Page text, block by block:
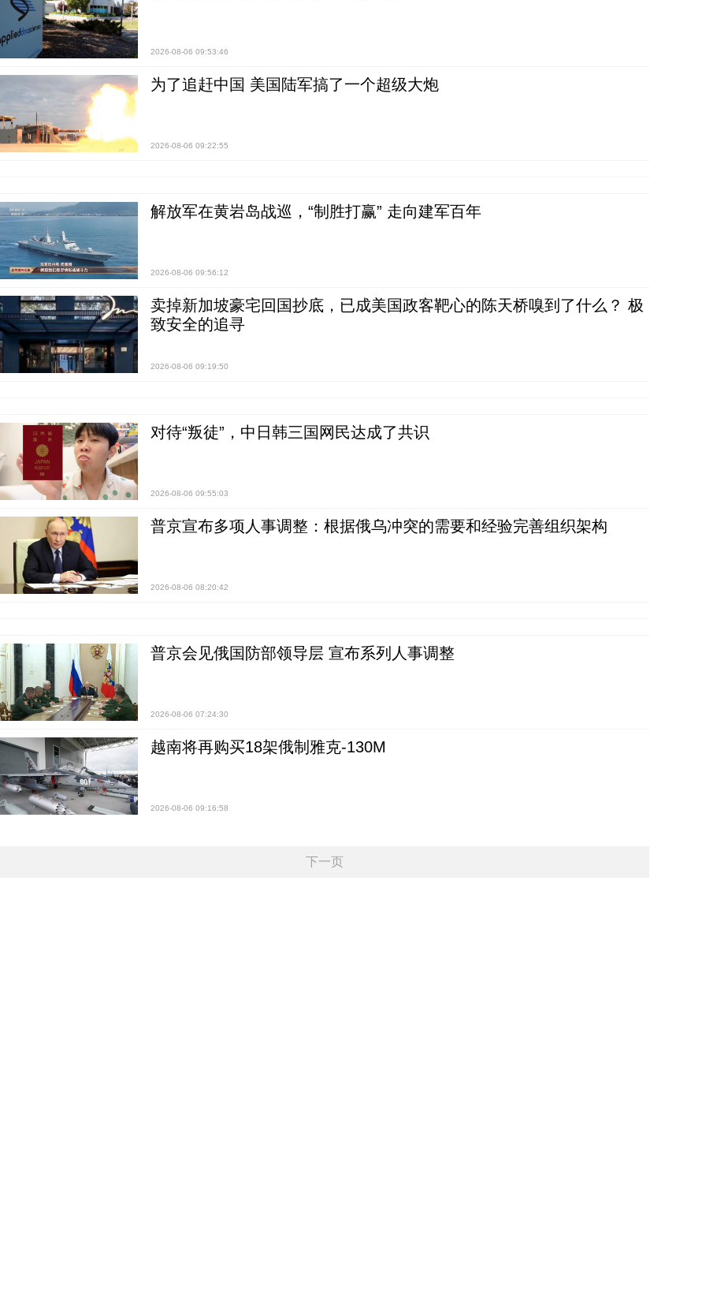
2026-08-06 09:53:46
为了追赶中国 美国陆军搞了一个超级大炮
2026-08-06 09:22:55
解放军在黄岩岛战巡，“制胜打赢” 走向建军百年
2026-08-06 09:56:12
卖掉新加坡豪宅回国抄底，已成美国政客靶心的陈天桥嗅到了什么？ 极
致安全的追寻
2026-08-06 09:19:50
对待“叛徒”，中日韩三国网民达成了共识
2026-08-06 09:55:03
普京宣布多项人事调整：根据俄乌冲突的需要和经验完善组织架构
2026-08-06 08:20:42
普京会见俄国防部领导层 宣布系列人事调整
2026-08-06 07:24:30
越南将再购买18架俄制雅克-130M
2026-08-06 09:16:58
下一页